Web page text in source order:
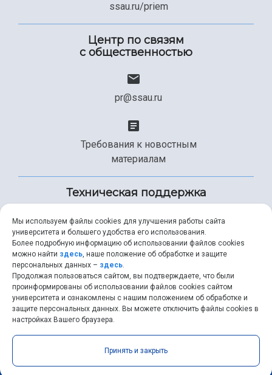
ssau.ru/priem
Центр по связям
с общественностью
pr@ssau.ru
Требования к новостным
материалам
Техническая поддержка
+7 (846) 267-49-99
help@ssau.ru
Самарский университет © 2026 |ssau.ru
RSS
Мы используем файлы cookies для улучшения работы сайта
университета и большего удобства его использования.
Более подробную информацию об использовании файлов cookies
можно найти здесь, наше положение об обработке и защите
персональных данных – здесь.
Продолжая пользоваться сайтом, вы подтверждаете, что были
проинформированы об использовании файлов cookies сайтом
университета и ознакомлены с нашим положением об обработке и
защите персональных данных. Вы можете отключить файлы cookies в
настройках Вашего браузера.
Принять и закрыть